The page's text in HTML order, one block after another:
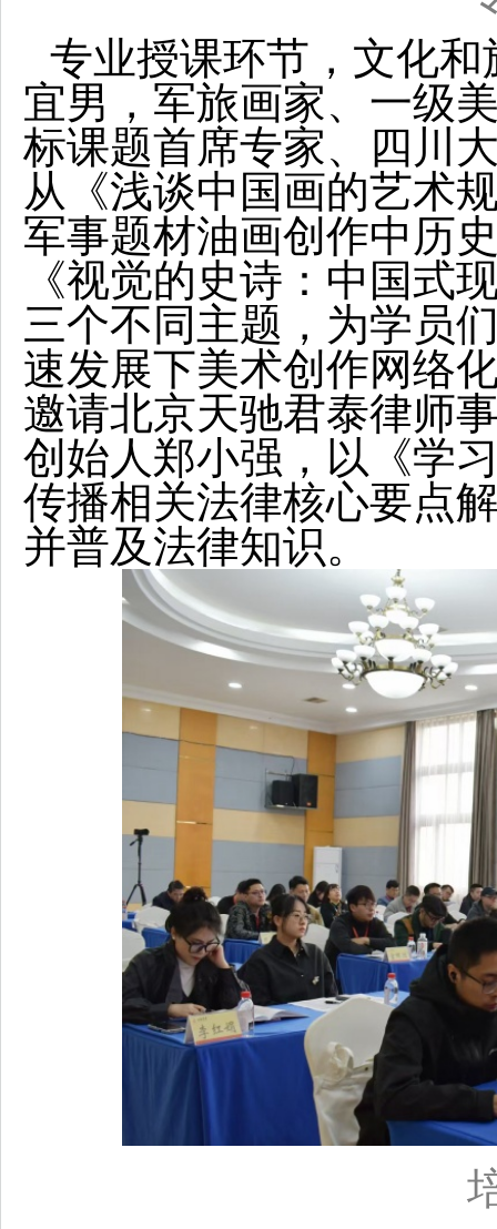
专业授课环节，文化
宜男，军旅画家、一级
标课题首席专家、四川
从《浅谈中国画的艺术
军事题材油画创作中历
《视觉的史诗：中国式
三个不同主题，为学员
速发展下美术创作网络
邀请北京天驰君泰律师
创始人郑小强，以《学
传播相关法律核心要点
并普及法律知识。